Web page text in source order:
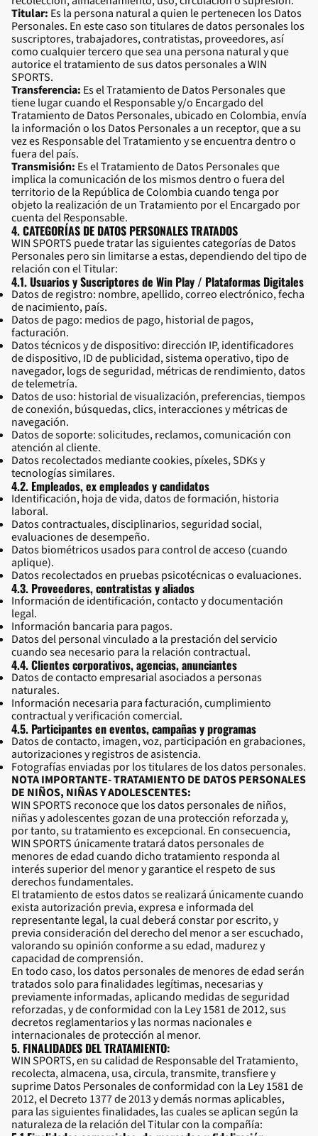
Titular: Es la persona natural a quien le pertenecen los Datos
Personales. En este caso son titulares de datos personales los
suscriptores, trabajadores, contratistas, proveedores, así
como cualquier tercero que sea una persona natural y que
autorice el tratamiento de sus datos personales a WIN
SPORTS.
Transferencia: Es el Tratamiento de Datos Personales que
tiene lugar cuando el Responsable y/o Encargado del
Tratamiento de Datos Personales, ubicado en Colombia, envía
la información o los Datos Personales a un receptor, que a su
vez es Responsable del Tratamiento y se encuentra dentro o
fuera del país.
Transmisión: Es el Tratamiento de Datos Personales que
implica la comunicación de los mismos dentro o fuera del
territorio de la República de Colombia cuando tenga por
objeto la realización de un Tratamiento por el Encargado por
cuenta del Responsable.
4. CATEGORÍAS DE DATOS PERSONALES TRATADOS
WIN SPORTS puede tratar las siguientes categorías de Datos
Personales pero sin limitarse a estas, dependiendo del tipo de
relación con el Titular:
4.1. Usuarios y Suscriptores de Win Play / Plataformas Digitales
Datos de registro: nombre, apellido, correo electrónico, fecha
de nacimiento, país.
Datos de pago: medios de pago, historial de pagos,
facturación.
Datos técnicos y de dispositivo: dirección IP, identificadores
de dispositivo, ID de publicidad, sistema operativo, tipo de
navegador, logs de seguridad, métricas de rendimiento, datos
de telemetría.
Datos de uso: historial de visualización, preferencias, tiempos
de conexión, búsquedas, clics, interacciones y métricas de
navegación.
Datos de soporte: solicitudes, reclamos, comunicación con
atención al cliente.
Datos recolectados mediante cookies, píxeles, SDKs y
tecnologías similares.
4.2. Empleados, ex empleados y candidatos
Identificación, hoja de vida, datos de formación, historia
laboral.
Datos contractuales, disciplinarios, seguridad social,
evaluaciones de desempeño.
Datos biométricos usados para control de acceso (cuando
aplique).
Datos recolectados en pruebas psicotécnicas o evaluaciones.
4.3. Proveedores, contratistas y aliados
Información de identificación, contacto y documentación
legal.
Información bancaria para pagos.
Datos del personal vinculado a la prestación del servicio
cuando sea necesario para la relación contractual.
4.4. Clientes corporativos, agencias, anunciantes
Datos de contacto empresarial asociados a personas
naturales.
Información necesaria para facturación, cumplimiento
contractual y verificación comercial.
4.5. Participantes en eventos, campañas y programas
Datos de contacto, imagen, voz, participación en grabaciones,
autorizaciones y registros de asistencia.
Fotografías enviadas por los titulares de los datos personales.
NOTA IMPORTANTE- TRATAMIENTO DE DATOS PERSONALES
DE NIÑOS, NIÑAS Y ADOLESCENTES:
WIN SPORTS reconoce que los datos personales de niños,
niñas y adolescentes gozan de una protección reforzada y,
por tanto, su tratamiento es excepcional. En consecuencia,
WIN SPORTS únicamente tratará datos personales de
menores de edad cuando dicho tratamiento responda al
interés superior del menor y garantice el respeto de sus
derechos fundamentales.
El tratamiento de estos datos se realizará únicamente cuando
exista autorización previa, expresa e informada del
representante legal, la cual deberá constar por escrito, y
previa consideración del derecho del menor a ser escuchado,
valorando su opinión conforme a su edad, madurez y
capacidad de comprensión.
En todo caso, los datos personales de menores de edad serán
tratados solo para finalidades legítimas, necesarias y
previamente informadas, aplicando medidas de seguridad
reforzadas, y de conformidad con la Ley 1581 de 2012, sus
decretos reglamentarios y las normas nacionales e
internacionales de protección al menor.
5. FINALIDADES DEL TRATAMIENTO:
WIN SPORTS, en su calidad de Responsable del Tratamiento,
recolecta, almacena, usa, circula, transmite, transfiere y
suprime Datos Personales de conformidad con la Ley 1581 de
2012, el Decreto 1377 de 2013 y demás normas aplicables,
para las siguientes finalidades, las cuales se aplican según la
naturaleza de la relación del Titular con la compañía: